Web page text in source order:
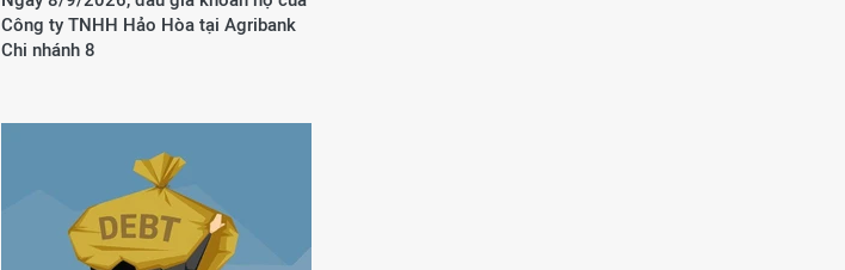
Công ty TNHH Hảo Hòa tại Agribank
Chi nhánh 8